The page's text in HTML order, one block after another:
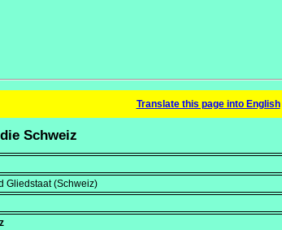
Translate this page into English
Schweiz
Gliedstaat (Schweiz)